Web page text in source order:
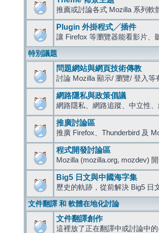
推薦或討論各式 Mozilla 系列軟
Plugin 外掛程式╱插件
讓 Firefox 等瀏覽器能看影片、
特別議題
問題網站與網頁技術傳教
討論 Mozilla 顯示/ 瀏覽/ 登入等
網路隱私與政策倡議
網路隱私、網路追蹤、中立性
推廣討論區
推廣 Firefox、Thunderbird 及
程式開發討論區
Mozilla (mozilla.org, mozdev)
Big5 日文與中國海字集
歷史的軌跡，從前解決 Big5 日
文件翻譯 和 軟體在地化討論
文件翻譯創作
這裡放了正在翻譯中或討論中